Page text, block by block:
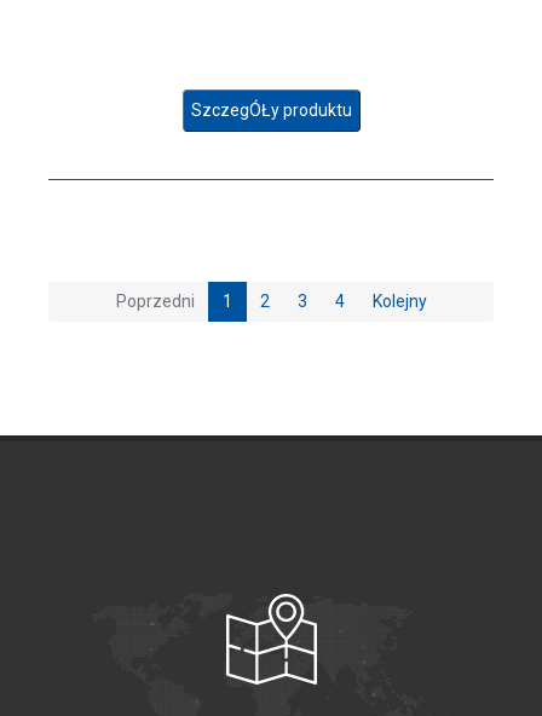
SzczegÓŁy produktu
Poprzedni 1 2 3 4 Kolejny